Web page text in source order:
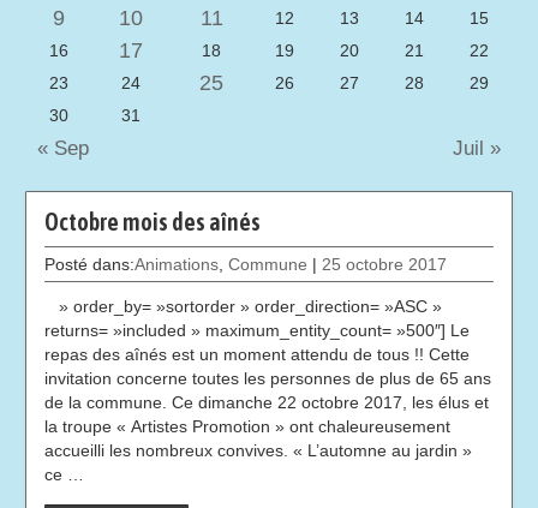
Octobre mois des aînés
Posté dans:Animations,Commune | 25 octobre 2017
» order_by= »sortorder » order_direction= »ASC »
returns= »included » maximum_entity_count= »500″] Le
repas des aînés est un moment attendu de tous !! Cette
invitation concerne toutes les personnes de plus de 65 ans
de la commune. Ce dimanche 22 octobre 2017, les élus et
la troupe « Artistes Promotion » ont chaleureusement
accueilli les nombreux convives. « L’automne au jardin »
ce …
9 10 11 12 13 14
15
16
17 18 19 20 21
22
23
24 25 26 27 28
29
30
31
« Sep Juil »